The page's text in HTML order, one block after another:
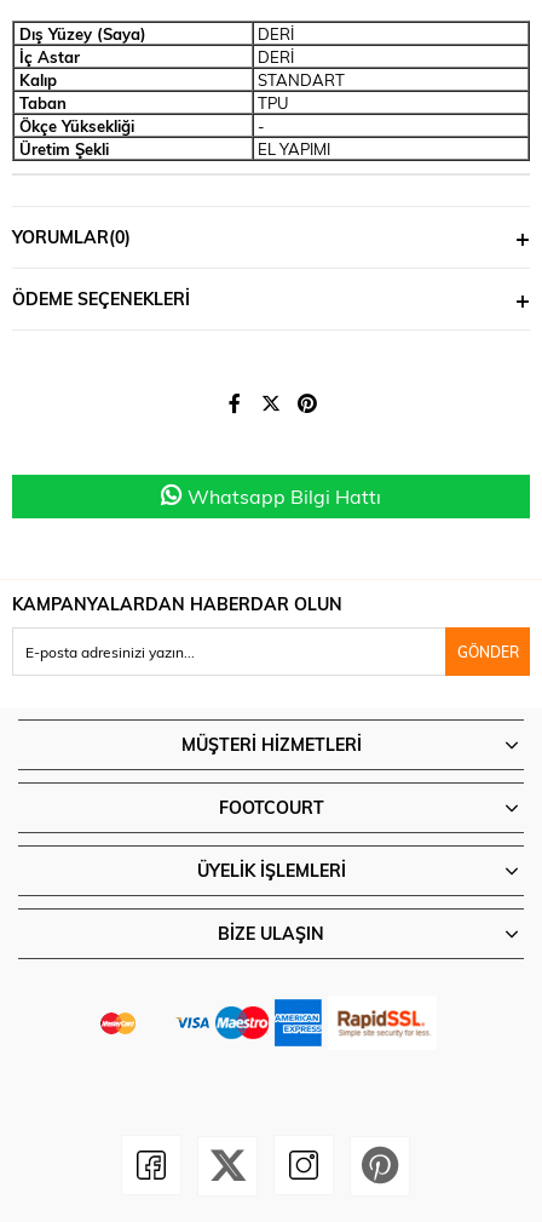
Dış Yüzey (Saya)
DERİ
İç Astar
DERİ
Kalıp
STANDART
Taban
TPU
Ökçe Yüksekliği
-
Üretim Şekli
EL YAPIMI
YORUMLAR(0)
ÖDEME SEÇENEKLERI
Whatsapp Bilgi Hattı
KAMPANYALARDAN HABERDAR OLUN
GÖNDER
MÜŞTERI HIZMETLERI
FOOTCOURT
ÜYELIK İŞLEMLERI
BIZE ULAŞIN